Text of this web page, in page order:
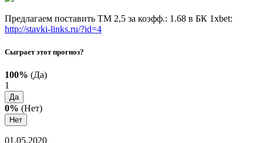
Предлагаем поставить ТМ 2,5 за коэфф.: 1.68 в БК 1xbet:
http://stavki-links.ru/?id=4
Сыграет этот прогноз?
100% (Да)
1
Да
0% (Нет)
Нет
01.05.2020